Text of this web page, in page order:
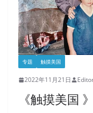
专题 触摸美国
2022年11月21日
《触摸美国